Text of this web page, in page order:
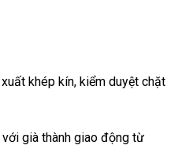
khép kín, kiểm duyệt chặt
già thành giao động từ